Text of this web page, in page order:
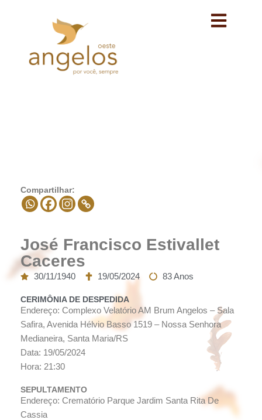
Compartilhar:
José Francisco Estivallet
Caceres
30/11/1940 19/05/2024 83 Anos
CERIMÔNIA DE DESPEDIDA
Endereço: Complexo Velatório AM Brum Angelos – Sala
Safira, Avenida Hélvio Basso 1519 – Nossa Senhora
Medianeira, Santa Maria/RS
Data: 19/05/2024
Hora: 21:30
SEPULTAMENTO
Endereço: Crematório Parque Jardim Santa Rita De
Cassia